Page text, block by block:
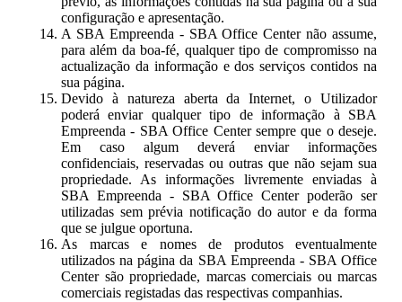
configuração e apresentação.
A SBA Empreenda - SBA Office Center não assume,
para além da boa-fé, qualquer tipo de compromisso na
actualização da informação e dos serviços contidos na
sua página.
Devido à natureza aberta da Internet, o Utilizador
poderá enviar qualquer tipo de informação à SBA
Empreenda - SBA Office Center sempre que o deseje.
Em caso algum deverá enviar informações
confidenciais, reservadas ou outras que não sejam sua
propriedade. As informações livremente enviadas à
SBA Empreenda - SBA Office Center poderão ser
utilizadas sem prévia notificação do autor e da forma
que se julgue oportuna.
As marcas e nomes de produtos eventualmente
utilizados na página da SBA Empreenda - SBA Office
Center são propriedade, marcas comerciais ou marcas
comerciais registadas das respectivas companhias.